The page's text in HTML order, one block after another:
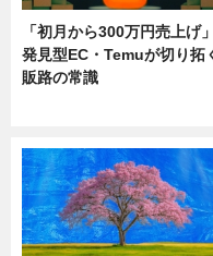
「初月から300万円売上げ」
発見型EC・Temuが切り拓
販路の常識